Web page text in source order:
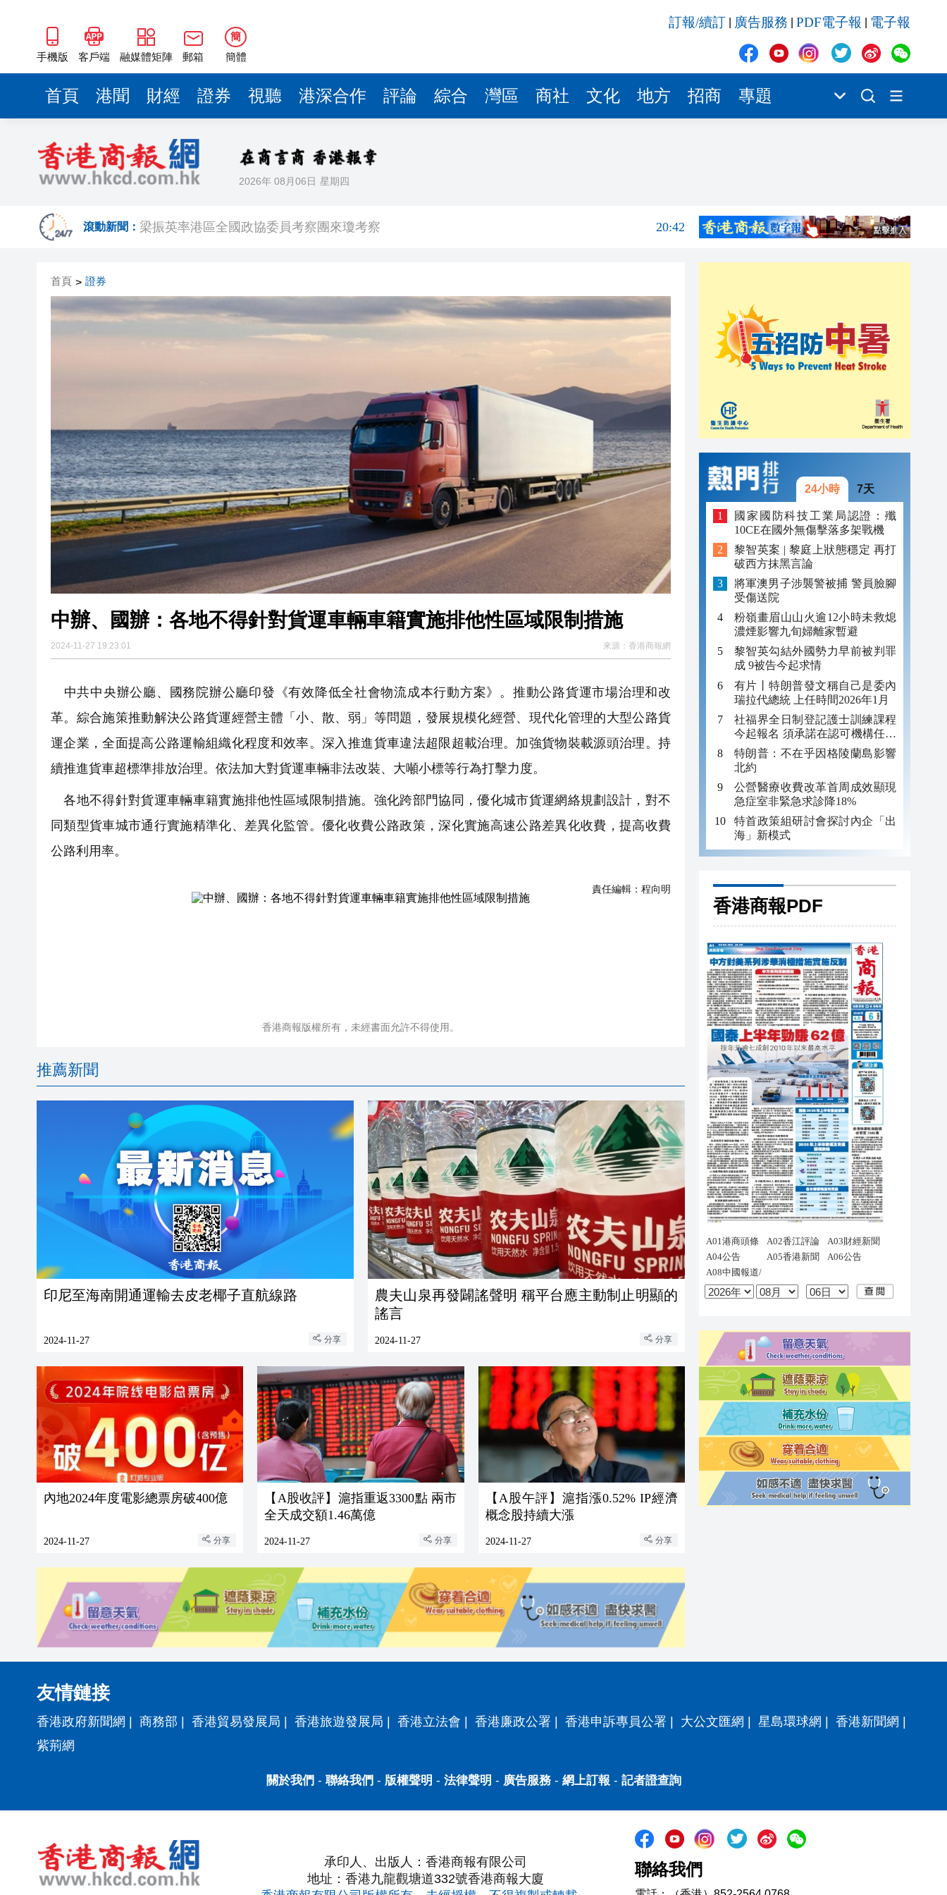
手機版 客戶端 融媒體矩陣 郵箱
簡
簡體
訂報/續訂 廣告服務 PDF電子報 電子報
首頁 港聞 財經 證券 視聽 港深合作 評論 綜合 灣區 商社 文化 地方 招商 專題
2026年 08月06日 星期四
滾動新聞：
山東26戶省屬國企去年合計營收2.58萬億 利潤總額近936億
20:40
瀋陽鐵西校園閱讀活動解鎖閱讀新玩法
閩粵贛三地漢樂藝術家齊聚深圳，共奏客家文化傳承新篇章
20:34
黎智英案｜吳良好：依法公正處理黎智英求情 罪證如山豈能妄想輕判
21:08
50餘位頂尖專家共話時代命題
海南澄邁文儒煥新升級 五組數據見證文儒沉香從傳統邁向現代
2025年海南儋州以舊換新帶動消費約18億元
20:41
閩粵贛三地漢樂藝術家齊聚深圳，共奏客家文化傳承新篇章
20:34
黎智英案｜吳良好：依法公正處理黎智英求情 罪證如山豈能妄想輕判
海南澄邁文儒煥新升級 五組數據見證文儒沉香從傳統邁向現代
20:42
梁振英率港區全國政協委員考察團來瓊考察
2025年海南儋州以舊換新帶動消費約18億元
20:41
山東26戶省屬國企去年合計營收2.58萬億 利潤總額近936億
20:40
瀋陽鐵西校園閱讀活動解鎖閱讀新玩法
閩粵贛三地漢樂藝術家齊聚深圳，共奏客家文化傳承新篇章
20:34
首頁 > 證券
中辦、國辦：各地不得針對貨運車輛車籍實施排他性區域限制措施
2024-11-27 19:23:01 來源： 香港商報網
中共中央辦公廳、國務院辦公廳印發《有效降低全社會物流成本行動方案》。推動公路貨運市場治理和改
革。綜合施策推動解決公路貨運經營主體「小、散、弱」等問題，發展規模化經營、現代化管理的大型公路貨
運企業，全面提高公路運輸組織化程度和效率。深入推進貨車違法超限超載治理。加強貨物裝載源頭治理。持
續推進貨車超標準排放治理。依法加大對貨運車輛非法改裝、大噸小標等行為打擊力度。
各地不得針對貨運車輛車籍實施排他性區域限制措施。強化跨部門協同，優化城市貨運網絡規劃設計，對不
同類型貨車城市通行實施精準化、差異化監管。優化收費公路政策，深化實施高速公路差異化收費，提高收費
公路利用率。
責任編輯： 程向明
香港商報版權所有，未經書面允許不得使用。
推薦新聞
印尼至海南開通運輸去皮老椰子直航線路
2024-11-27 分享
農夫山泉再發闢謠聲明 稱平台應主動制止明顯的
謠言
2024-11-27 分享
內地2024年度電影總票房破400億
2024-11-27 分享
【A股收評】滬指重返3300點 兩市
全天成交額1.46萬億
2024-11-27 分享
【A股午評】滬指漲0.52% IP經濟
概念股持續大漲
2024-11-27 分享
24小時 7天
國家國防科技工業局認證：殲
10CE在國外無傷擊落多架戰機
黎智英案 | 黎庭上狀態穩定 再打
破西方抹黑言論
將軍澳男子涉襲警被捕 警員臉腳
受傷送院
粉嶺畫眉山山火逾12小時未救熄
濃煙影響九旬婦離家暫避
黎智英勾結外國勢力早前被判罪
成 9被告今起求情
有片丨特朗普發文稱自己是委內
瑞拉代總統 上任時間2026年1月
社福界全日制登記護士訓練課程
今起報名 須承諾在認可機構任職
至少三年
特朗普：不在乎因格陵蘭島影響
北約
公營醫療收費改革首周成效顯現
急症室非緊急求診降18%
特首政策組研討會探討內企「出
海」新模式
香港商報PDF
友情鏈接
香港政府新聞網 | 商務部 | 香港貿易發展局 | 香港旅遊發展局 | 香港立法會 | 香港廉政公署 | 香港申訴專員公署 | 大公文匯網 | 星島環球網 | 香港新聞網 |
紫荊網
關於我們 - 聯絡我們 - 版權聲明 - 法律聲明 - 廣告服務- 網上訂報 - 記者證查詢
承印人、出版人：香港商報有限公司
地址：香港九龍觀塘道332號香港商報大廈
聯絡我們